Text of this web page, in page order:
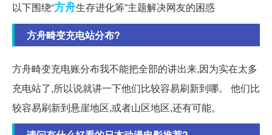
以下围绕“方舟生存进化筹”主题解决网友的困惑
方舟畸变充电站分布?
方舟畸变充电账分布我不能把全部的讲出来,因为实在太多
充电站了,所以说就讲一下他们比较容易刷新到哪。 他们比
较容易刷新到悬崖地区,或者山区地区,还有可能。